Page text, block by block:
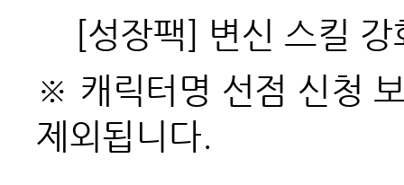
[성장팩] 변신 스킬
※ 캐릭터명 선점 신청
제외됩니다.